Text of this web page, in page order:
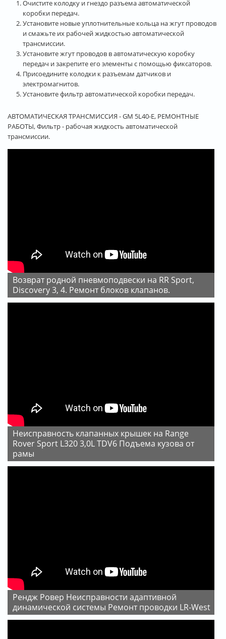
Очистите колодку и гнездо разъема автоматической
коробки передач.
Установите новые уплотнительные кольца на жгут проводов
и смажьте их рабочей жидкостью автоматической
трансмиссии.
Установите жгут проводов в автоматическую коробку
передач и закрепите его элементы с помощью фиксаторов.
Присоедините колодки к разъемам датчиков и
электромагнитов.
Установите фильтр автоматической коробки передач.
АВТОМАТИЧЕСКАЯ ТРАНСМИССИЯ - GM 5L40-E, РЕМОНТНЫЕ
РАБОТЫ, Фильтр - рабочая жидкость автоматической
трансмиссии.
Возврат родной пневмоподвески на RR Sport,
Discovery 3, 4. Ремонт блоков клапанов.
Неисправность клапанных крышек на Range
Rover Sport L320 3,0L TDV6 Подъема кузова от
рамы
Рендж Ровер Неисправности адаптивной
динамической системы Ремонт проводки LR-West